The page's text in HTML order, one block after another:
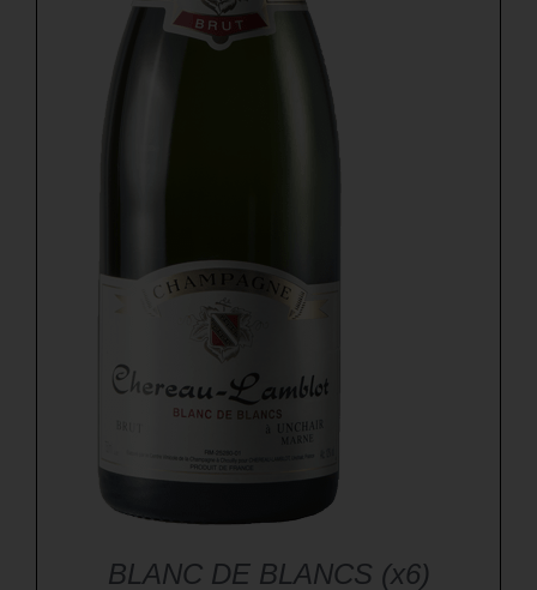
BLANC DE BLANCS (x6)